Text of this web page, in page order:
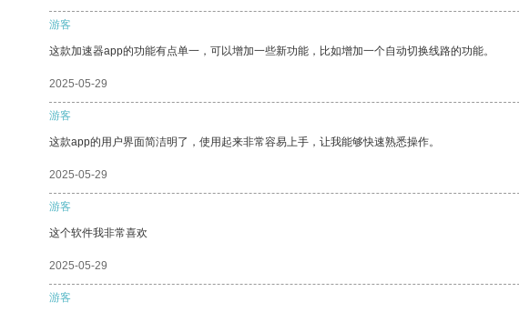
游客
这款加速器app的功能有点单一，可以增加一些新功能，比如增加一个自动切换线路的功能。
2025-05-29
游客
这款app的用户界面简洁明了，使用起来非常容易上手，让我能够快速熟悉操作。
2025-05-29
游客
这个软件我非常喜欢
2025-05-29
游客